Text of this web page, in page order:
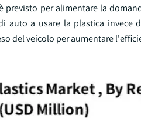
per alimentare la
a usare la plastica invece
del veicolo per aumentare